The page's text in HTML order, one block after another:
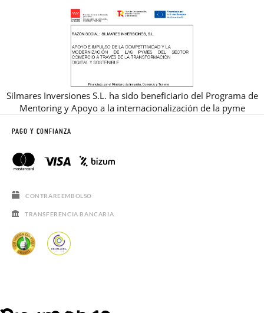
Silmares Inversiones S.L. ha sido beneficiario del Programa de
Mentoring y Apoyo a la internacionalización de la pyme
PAGO Y CONFIANZA
CONTRAREEMBOLSO
TRANSFERENCIA BANCARIA